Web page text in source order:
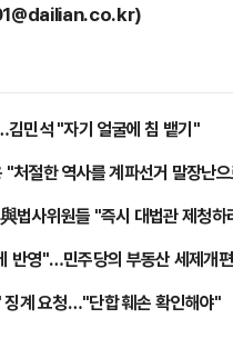
민석 "자기 얼굴에 침 뱉기"
절한 역사를 계파선거 말장난
법사위원들 "즉시 대법관 제청하
반영"…민주당의 부동산 세제개
계 요청…"단합 훼손 확인해야"